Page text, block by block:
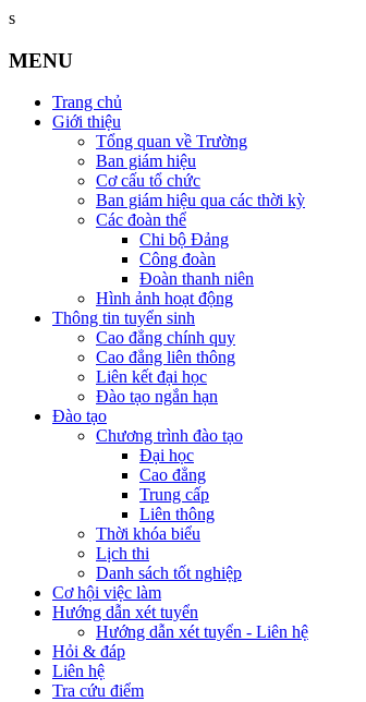
s
MENU
Trang chủ
Giới thiệu
Tổng quan về Trường
Ban giám hiệu
Cơ cấu tổ chức
Ban giám hiệu qua các thời kỳ
Các đoàn thể
Chi bộ Đảng
Công đoàn
Đoàn thanh niên
Hình ảnh hoạt động
Thông tin tuyển sinh
Cao đẳng chính quy
Cao đẳng liên thông
Liên kết đại học
Đào tạo ngắn hạn
Đào tạo
Chương trình đào tạo
Đại học
Cao đẳng
Trung cấp
Liên thông
Thời khóa biểu
Lịch thi
Danh sách tốt nghiệp
Cơ hội việc làm
Hướng dẫn xét tuyển
Hướng dẫn xét tuyển - Liên hệ
Hỏi & đáp
Liên hệ
Tra cứu điểm